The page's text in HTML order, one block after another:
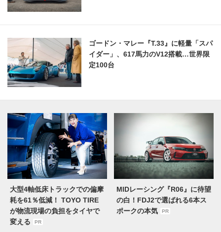
ゴードン・マレー『T.33』に軽量「スパ
イダー」、617馬力のV12搭載…世界限
定100台
大型4軸低床トラックでの偏摩
耗を61％低減！ TOYO TIRE
が物流現場の負担をタイヤで
変える
PR
MIDレーシング『R06』に待望
の白！FDJ2で選ばれる6本ス
ポークの本気
PR